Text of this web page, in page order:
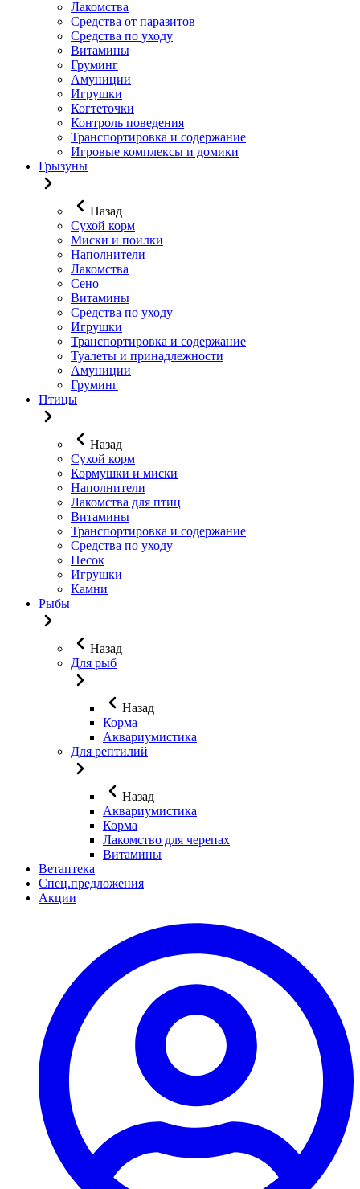
Лакомства
Средства от паразитов
Средства по уходу
Витамины
Груминг
Амуниции
Игрушки
Когтеточки
Контроль поведения
Транспортировка и содержание
Игровые комплексы и домики
Грызуны
Назад
Сухой корм
Миски и поилки
Наполнители
Лакомства
Сено
Витамины
Средства по уходу
Игрушки
Транспортировка и содержание
Туалеты и принадлежности
Амуниции
Груминг
Птицы
Назад
Сухой корм
Кормушки и миски
Наполнители
Лакомства для птиц
Витамины
Транспортировка и содержание
Средства по уходу
Песок
Игрушки
Камни
Рыбы
Назад
Для рыб
Назад
Корма
Аквариумистика
Для рептилий
Назад
Аквариумистика
Корма
Лакомство для черепах
Витамины
Ветаптека
Спец.предложения
Акции